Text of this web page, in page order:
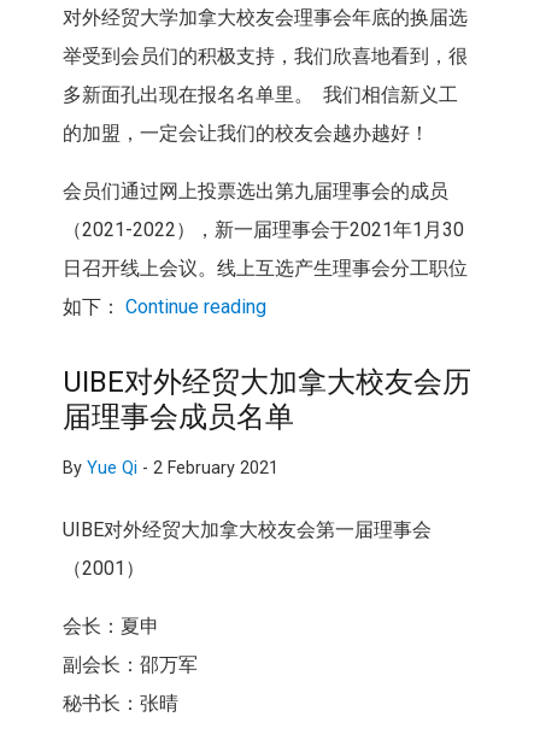
对外经贸大学加拿大校友会理事会年底的换届选
举受到会员们的积极支持，我们欣喜地看到，很
多新面孔出现在报名名单里。 我们相信新义工
的加盟，一定会让我们的校友会越办越好！
会员们通过网上投票选出第九届理事会的成员
（2021-2022），新一届理事会于2021年1月30
日召开线上会议。线上互选产生理事会分工职位
如下： Continue reading
UIBE对外经贸大加拿大校友会历
届理事会成员名单
By Yue Qi - 2 February 2021
UIBE对外经贸大加拿大校友会第一届理事会
（2001）
会长：夏申
副会长：邵万军
秘书长：张晴